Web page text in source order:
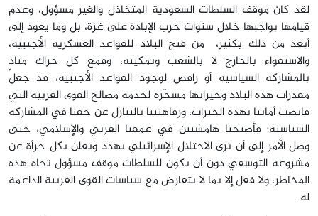
لقد كان موقف السلطات السعودية المتخاذل والغير مسؤول، وعدم
قيامها بواجبها خلال سنوات حرب الإبادة على غزة، بل وما يعود إلى
أبعد من ذلك بكثير، من فتح البلاد للقواعد العسكرية الأجنبية،
والاستقواء بالخارج لا بالشعب وتمكينه، وقمع كل حراك منادٍ
بالمشاركة السياسية أو رافض لوجود القواعد الأجنبية، قد جعل
مقدرات هذه البلاد وخيراتها مسخّرة لخدمة مصالح القوى الغربية التي
قايضت أماننا بهذه الخيرات، ورفاهيتنا بالتنازل عن حقنا في المشاركة
السياسية؛ فأصبحنا هامشيين في عمقنا العربي والإسلامي، حتى
وصل الأمر إلى أن نرى الاحتلال الإسرائيلي يهدد ويعلن بكل جرأة عن
مشروعه التوسعي دون أن يكون للسلطات موقف مسؤول تجاه هذه
المخاطر، ولا فعل إلا بما لا يتعارض مع سياسات القوى الغربية الداعمة
له.